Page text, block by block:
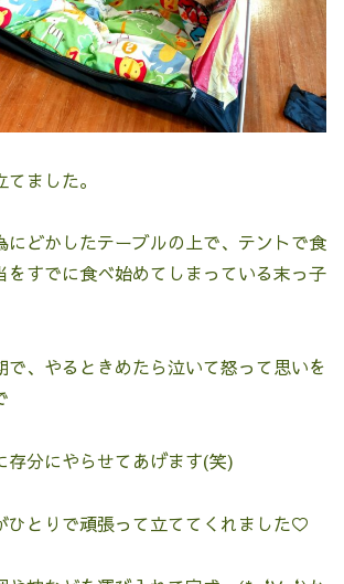
ました。
にどかしたテーブルの上で、テントで食
をすでに食べ始めてしまっている末っ子
で、やるときめたら泣いて怒って思いを
存分にやらせてあげます(笑)
ひとりで頑張って立ててくれました♡